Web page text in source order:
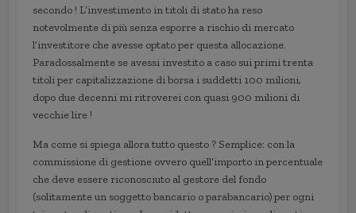
secondo ! L’investimento in titoli di stato ha reso
notevolmente di più senza esporre a rischio di mercato
l’investitore che avesse optato per questa allocazione.
Paradossalmente se avessi investito a caso sui primi trenta
titoli per capitalizzazione di borsa i suddetti 100 milioni,
dopo due decenni mi ritroverei con quasi 900 milioni di
vecchie lire !
Ma come si spiega allora tutto questo ? Semplice: con la
commissione di gestione ovvero quell’importo in percentuale
che deve essere riconosciuto al gestore del fondo
(solitamente un soggetto bancario o parabancario) per ogni